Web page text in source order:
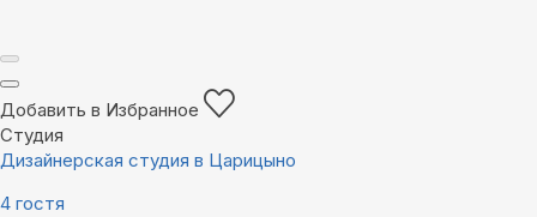
Добавить в Избранное
Студия
Дизайнерская студия в Царицыно
4 гостя